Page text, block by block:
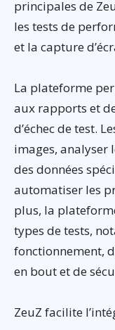
principales de
les tests de
et la capture
La plateforme
aux rapports et
d’échec de test.
images, analyser
des données
automatiser les
plus, la
types de tests,
fonctionnement,
en bout et de
ZeuZ facilite